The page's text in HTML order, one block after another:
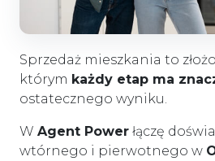
Sprzedaż mieszkania to
którym każdy etap ma
ostatecznego wyniku.
W Agent Power łączę
wtórnego i pierwotnego w